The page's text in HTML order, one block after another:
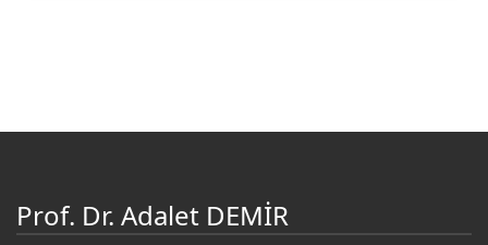
Prof. Dr. Adalet DEMİR